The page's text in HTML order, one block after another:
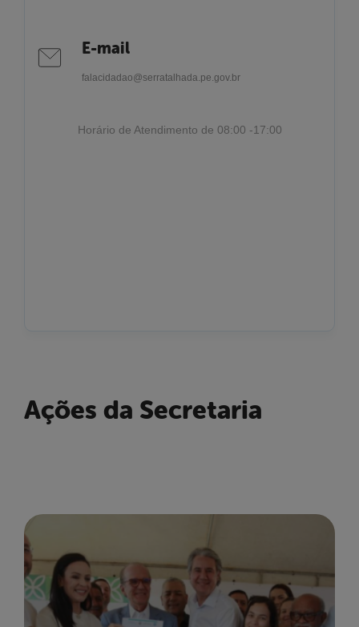
E-mail
falacidadao@serratalhada.pe.gov.br
Horário de Atendimento de 08:00 -17:00
Ações da Secretaria